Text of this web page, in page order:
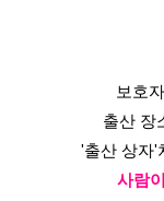
보호
출산 장
'출산 상자'
사람